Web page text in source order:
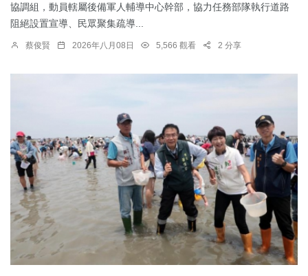
協調組，動員轄屬後備軍人輔導中心幹部，協力任務部隊執行道路
阻絕設置宣導、民眾聚集疏導...
蔡俊賢 2026年八月08日 5,566 觀看 2 分享